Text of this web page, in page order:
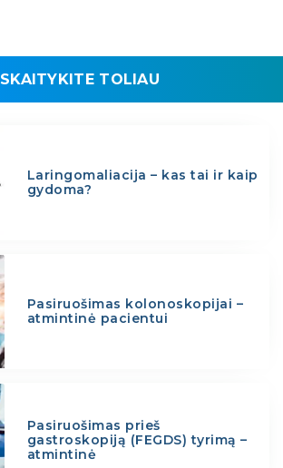
SKAITYKITE TOLIAU
Laringomaliacija – kas tai ir kaip
gydoma?
Pasiruošimas kolonoskopijai –
atmintinė pacientui
Pasiruošimas prieš
gastroskopiją (FEGDS) tyrimą –
atmintinė